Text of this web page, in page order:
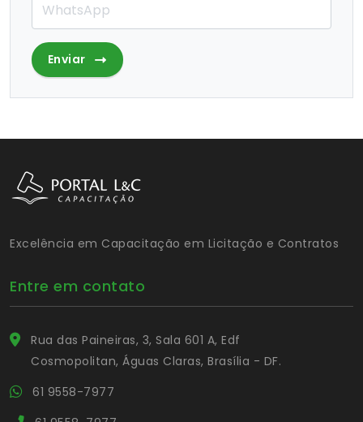
Enviar
Excelência em Capacitação em Licitação e Contratos
Entre em contato
Rua das Paineiras, 3, Sala 601 A, Edf
Cosmopolitan, Águas Claras, Brasília - DF.
61 9558-7977